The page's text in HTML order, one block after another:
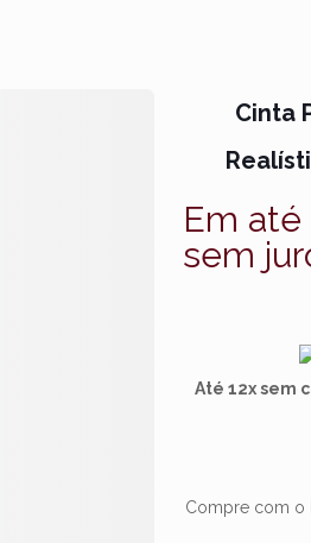
Cinta
Em até
sem
Até 12x sem
Compre com o